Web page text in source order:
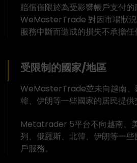
賠償僅限於為受影響帳戶支付的
WeMasterTrade 對因市場狀
服務中斷而造成的損失不承擔任
受限制的國家/地區
WeMasterTrade並未向越南、
韓、伊朗等一些國家的居民提供
Metatrader 5平台不向越南、
列、俄羅斯、北韓、伊朗等一
戶服務。